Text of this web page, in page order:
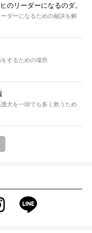
のリーダーになるのダ。
ダーになるための秘訣を解
するための場所
犬を一頭でも多く救うため